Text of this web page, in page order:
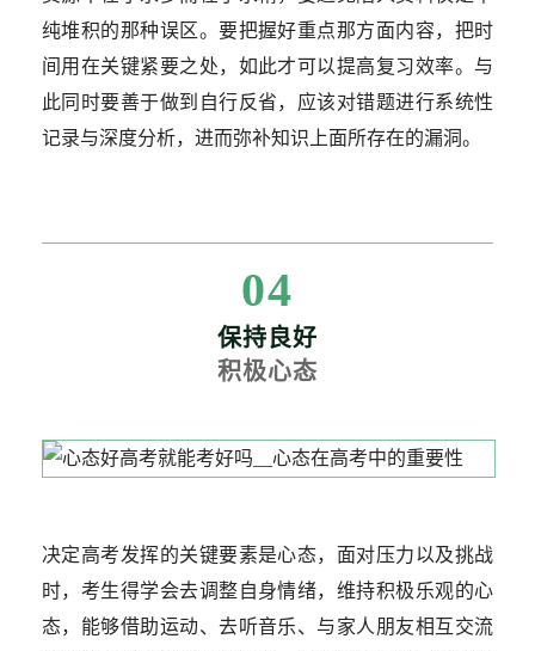
纯堆积的那种误区。要把握好重点那方面内容，把时
间用在关键紧要之处，如此才可以提高复习效率。与
此同时要善于做到自行反省，应该对错题进行系统性
记录与深度分析，进而弥补知识上面所存在的漏洞。
04
保持良好
积极心态
决定高考发挥的关键要素是心态，面对压力以及挑战
时，考生得学会去调整自身情绪，维持积极乐观的心
态，能够借助运动、去听音乐、与家人朋友相互交流